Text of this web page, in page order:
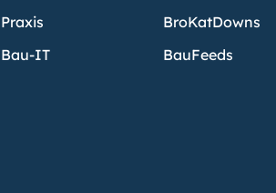
Praxis
Bau-IT
BroKatDowns
BauFeeds